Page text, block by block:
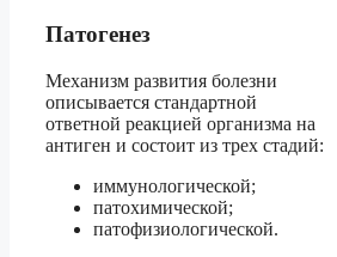
Патогенез
Механизм развития болезни
описывается стандартной
ответной реакцией организма на
антиген и состоит из трех стадий:
иммунологической;
патохимической;
патофизиологической.